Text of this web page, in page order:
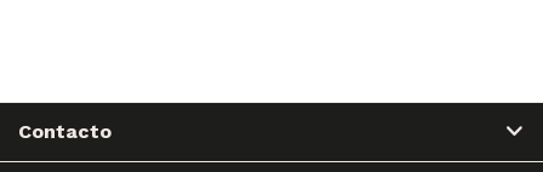
Contacto